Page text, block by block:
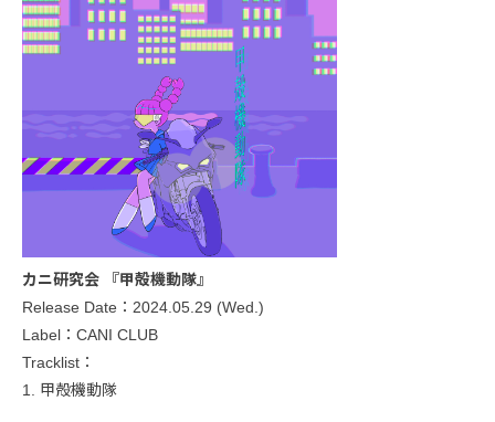
カニ研究会 『甲殻機動隊』
Release Date：2024.05.29 (Wed.)
Label：CANI CLUB
Tracklist：
1. 甲殻機動隊